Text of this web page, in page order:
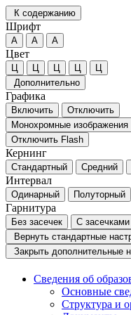
К содержанию
Шрифт
А А А
Цвет
Ц Ц Ц Ц
Ц
Дополнительно
Графика
Включить
Отключить
Монохромные изображения
Отключить Flash
Кернинг
Стандартный Средний
Интервал
Одинарный Полуторный
Гарнитура
Без засечек
С засечками
Вернуть стандартные
Закрыть дополнительные
Сведения об
Основные
Структура и